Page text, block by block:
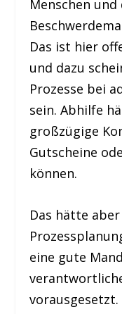
Menschen
Das ist hier
und dazu
Prozesse bei
sein. Abhilfe
großzügige
Gutscheine
können.
Das hätte
eine gute